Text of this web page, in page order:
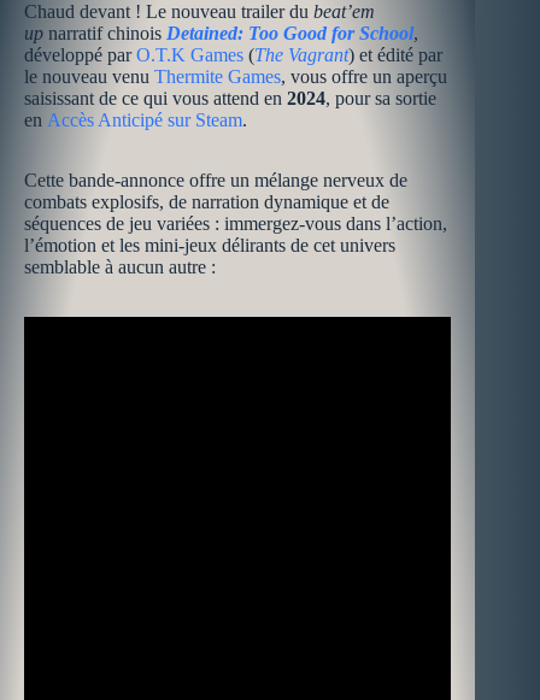
Chaud devant ! Le nouveau trailer du beat’em
up narratif chinois Detained: Too Good for School,
développé parO.T.K Games (The Vagrant) et édité par
le nouveau venu Thermite Games, vous offre un aperçu
saisissant de ce qui vous attend en 2024, pour sa sortie
en Accès Anticipé sur Steam.
Cette bande-annonce offre un mélange nerveux de
combats explosifs, de narration dynamique et de
séquences de jeu variées : immergez-vous dans l’action,
l’émotion et les mini-jeux délirants de cet univers
semblable à aucun autre :